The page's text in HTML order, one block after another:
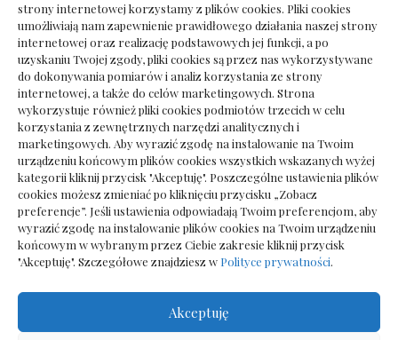
strony internetowej korzystamy z plików cookies. Pliki cookies
umożliwiają nam zapewnienie prawidłowego działania naszej strony
internetowej oraz realizację podstawowych jej funkcji, a po
uzyskaniu Twojej zgody, pliki cookies są przez nas wykorzystywane
do dokonywania pomiarów i analiz korzystania ze strony
internetowej, a także do celów marketingowych. Strona
wykorzystuje również pliki cookies podmiotów trzecich w celu
korzystania z zewnętrznych narzędzi analitycznych i
marketingowych. Aby wyrazić zgodę na instalowanie na Twoim
urządzeniu końcowym plików cookies wszystkich wskazanych wyżej
kategorii kliknij przycisk "Akceptuję". Poszczególne ustawienia plików
cookies możesz zmieniać po kliknięciu przycisku „Zobacz
preferencje”. Jeśli ustawienia odpowiadają Twoim preferencjom, aby
wyrazić zgodę na instalowanie plików cookies na Twoim urządzeniu
końcowym w wybranym przez Ciebie zakresie kliknij przycisk
"Akceptuję". Szczegółowe znajdziesz w Polityce prywatności.
Akceptuję
Deska podłogowa do salonu: jak wybrać bez
pośpiechu